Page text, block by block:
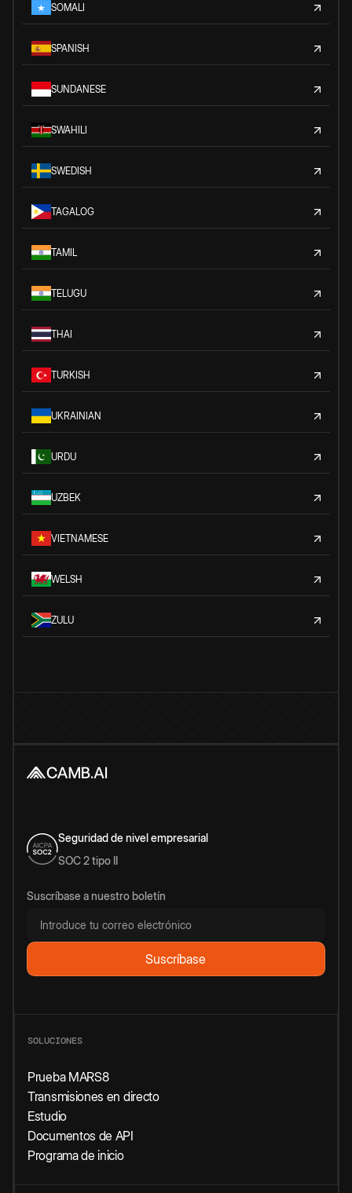
SOMALI
SPANISH
SUNDANESE
SWAHILI
SWEDISH
TAGALOG
TAMIL
TELUGU
THAI
TURKISH
UKRAINIAN
URDU
UZBEK
VIETNAMESE
WELSH
ZULU
Seguridad de nivel empresarial
SOC 2 tipo II
Suscríbase a nuestro boletín
SOLUCIONES
Prueba MARS8
Transmisiones en directo
Estudio
Documentos de API
Programa de inicio